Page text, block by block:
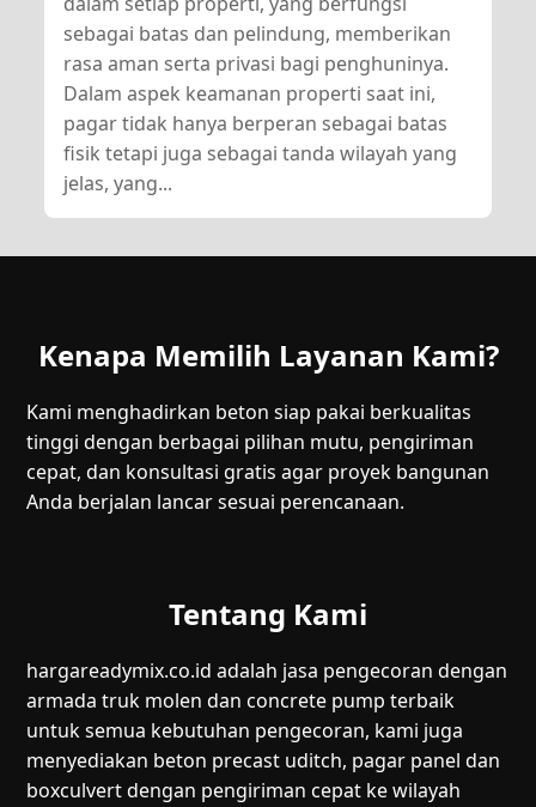
sebagai batas dan pelindung, memberikan
rasa aman serta privasi bagi penghuninya.
Dalam aspek keamanan properti saat ini,
pagar tidak hanya berperan sebagai batas
fisik tetapi juga sebagai tanda wilayah yang
jelas, yang...
Kenapa Memilih Layanan Kami?
Kami menghadirkan beton siap pakai berkualitas
tinggi dengan berbagai pilihan mutu, pengiriman
cepat, dan konsultasi gratis agar proyek bangunan
Anda berjalan lancar sesuai perencanaan.
Tentang Kami
hargareadymix.co.id adalah jasa pengecoran dengan
armada truk molen dan concrete pump terbaik
untuk semua kebutuhan pengecoran, kami juga
menyediakan beton precast uditch, pagar panel dan
boxculvert dengan pengiriman cepat ke wilayah